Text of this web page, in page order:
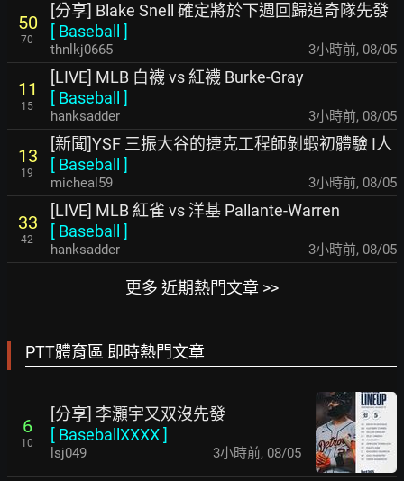
50
70
[分享] Blake Snell 確定將於下週回歸道奇隊先發
[ Baseball ]
thnlkj0665 3小時前, 08/05
11
15
[LIVE] MLB 白襪 vs 紅襪 Burke-Gray
[ Baseball ]
hanksadder 3小時前, 08/05
13
19
[新聞]YSF 三振大谷的捷克工程師剝蝦初體驗 I人
[ Baseball ]
micheal59 3小時前, 08/05
33
42
[LIVE] MLB 紅雀 vs 洋基 Pallante-Warren
[ Baseball ]
hanksadder 3小時前, 08/05
更多 近期熱門文章 >>
PTT體育區 即時熱門文章
6
10
[分享] 李灝宇又双沒先發
[ BaseballXXXX]
lsj049 3小時前, 08/05